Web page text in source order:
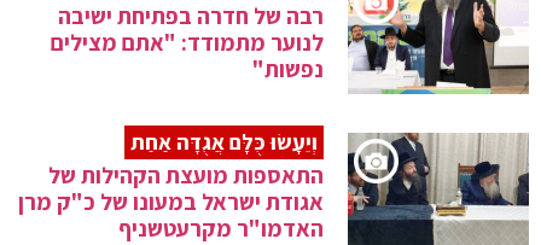
רבה של חדרה בפתיחת ישיבה
לנוער מתמודד: "אתם מצילים
נפשות"
וְיֵעָשׂוּ כֻּלָּם אֲגֻדָּה אַחַת
התאספות מועצת הקהילות של
אגודת ישראל במעונו של כ"ק מרן
האדמו"ר מקרעטשניף